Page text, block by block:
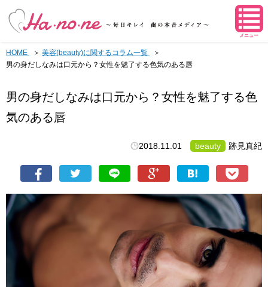
メニュー
HOME
美容(beauty)に関するコラム一覧
男の身だしなみは口元から？女性を魅了する色気のある唇
男の身だしなみは口元から？女性を魅了する色
気のある唇
2018.11.01 beauty 跡見真紀